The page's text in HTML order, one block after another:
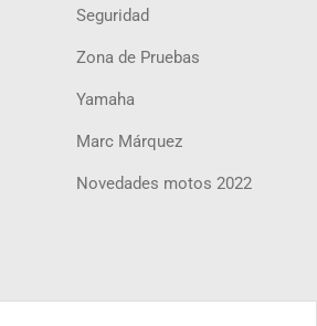
Seguridad
Zona de Pruebas
Yamaha
Marc Márquez
Novedades motos 2022